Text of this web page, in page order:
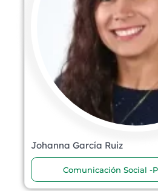
Johanna García Ruiz
Comunicación Social -